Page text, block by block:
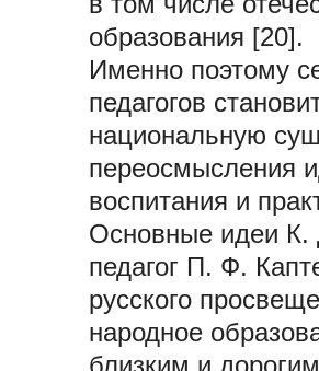
образования [20].
Именно поэтому
педагогов
национальную
переосмысления
воспитания и
Основные идеи К.
педагог П. Ф.
русского
народное
близким и